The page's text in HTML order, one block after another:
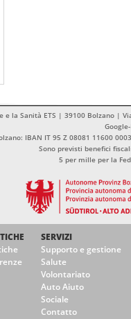
e la Sanità ETS | 39100 Bolzano |
IBAN IT 95 Z 08081 11600
Sono previsti benefici
5 per mille per la
SERVIZI
Supporto e gestione
Salute
Volontariato
Auto Aiuto
Sociale
Contatto